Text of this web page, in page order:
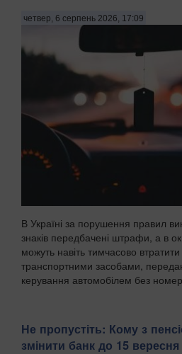
четвер, 6 серпень 2026, 17:09
В Україні за порушення правил
знаків передбачені штрафи, а в
можуть навіть тимчасово
транспортними засобами,
керування автомобілем без
Не пропустіть: Кому з
змінити банк до 15 вересня